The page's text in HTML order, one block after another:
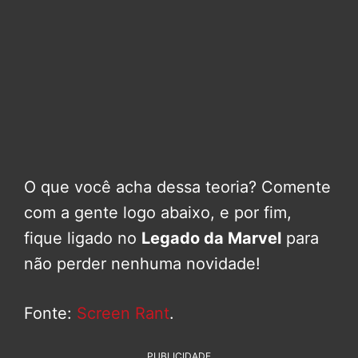
O que você acha dessa teoria? Comente
com a gente logo abaixo, e por fim,
fique ligado no Legado da Marvel para
não perder nenhuma novidade!
Fonte: Screen Rant.